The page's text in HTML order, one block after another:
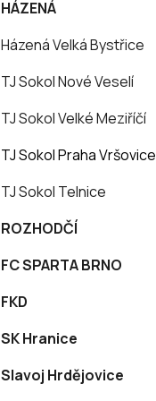
HÁZENÁ
Házená Velká Bystřice
TJ Sokol Nové Veselí
TJ Sokol Velké Meziříčí
TJ Sokol Praha Vršovice
TJ Sokol Telnice
ROZHODČÍ
FC SPARTA BRNO
FKD
SK Hranice
Slavoj Hrdějovice